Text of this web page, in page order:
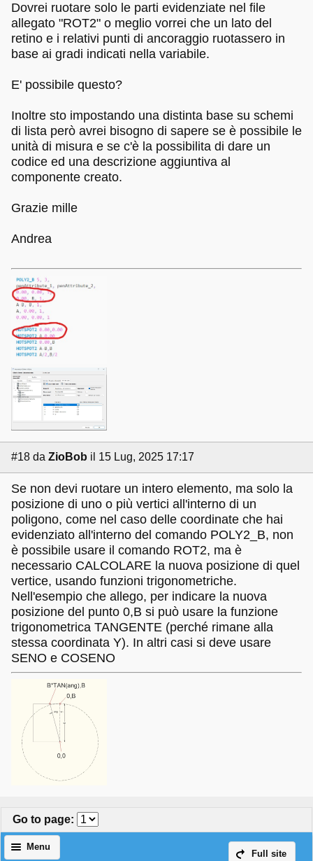
Dovrei ruotare solo le parti evidenziate nel file
allegato "ROT2" o meglio vorrei che un lato del
retino e i relativi punti di ancoraggio ruotassero in
base ai gradi indicati nella variabile.
E' possibile questo?
Inoltre sto impostando una distinta base su schemi
di lista però avrei bisogno di sapere se è possibile le
unità di misura e se c'è la possibilita di dare un
codice ed una descrizione aggiuntiva al
componente creato.
Grazie mille
Andrea
#18 da ZioBob il 15 Lug, 2025 17:17
Se non devi ruotare un intero elemento, ma solo la
posizione di uno o più vertici all'interno di un
poligono, come nel caso delle coordinate che hai
evidenziato all'interno del comando POLY2_B, non
è possibile usare il comando ROT2, ma è
necessario CALCOLARE la nuova posizione di quel
vertice, usando funzioni trigonometriche.
Nell'esempio che allego, per indicare la nuova
posizione del punto 0,B si può usare la funzione
trigonometrica TANGENTE (perché rimane alla
stessa coordinata Y). In altri casi si deve usare
SENO e COSENO
Go to page:
Full site
Menu